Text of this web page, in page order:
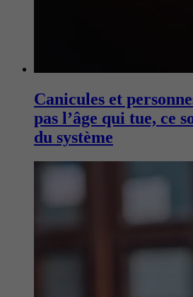
Canicules et
pas l’âge qui tue, ce
du système